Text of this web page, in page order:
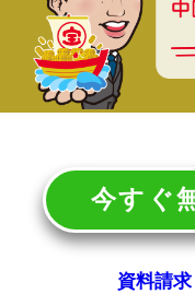
今すぐ
資料請求